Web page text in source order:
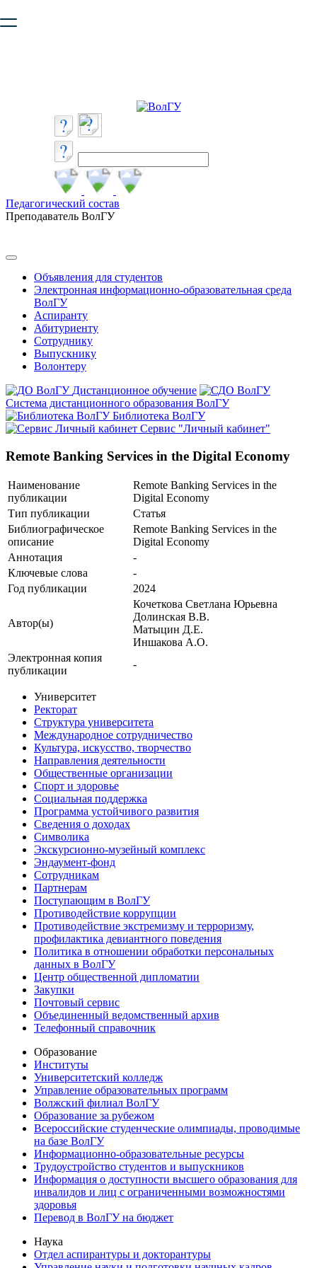
безопасную работу с сайтом. Пожалуйста
Педагогический состав
Преподаватель ВолГУ
Объявления для студентов
Электронная информационно-образовательная среда
ВолГУ
Аспиранту
Абитуриенту
Сотруднику
Выпускнику
Волонтеру
Дистанционное обучение
Система дистанционного образования ВолГУ
Библиотека ВолГУ
Сервис "Личный кабинет"
Remote Banking Services in the Digital Economy
Наименование
публикации
Remote Banking Services in the
Digital Economy
Тип публикации
Статья
Библиографическое
описание
Remote Banking Services in the
Digital Economy
Аннотация
-
Ключевые cлова
-
Год публикации
2024
Автор(ы)
Кочеткова Светлана Юрьевна
Долинская В.В.
Матыцин Д.Е.
Иншакова А.О.
Электронная копия
публикации
-
Университет
Ректорат
Структура университета
Международное сотрудничество
Культура, искусство, творчество
Направления деятельности
Общественные организации
Спорт и здоровье
Социальная поддержка
Программа устойчивого развития
Сведения о доходах
Символика
Экскурсионно-музейный комплекс
Эндаумент-фонд
Сотрудникам
Партнерам
Поступающим в ВолГУ
Противодействие коррупции
Противодействие экстремизму и терроризму,
профилактика девиантного поведения
Политика в отношении обработки персональных
данных в ВолГУ
Центр общественной дипломатии
Закупки
Почтовый сервис
Объединенный ведомственный архив
Телефонный справочник
Образование
Институты
Университетский колледж
Управление образовательных программ
Волжский филиал ВолГУ
Образование за рубежом
Всероссийские студенческие олимпиады, проводимые
на базе ВолГУ
Информационно-образовательные ресурсы
Трудоустройство студентов и выпускников
Информация о доступности высшего образования для
инвалидов и лиц с ограниченными возможностями
здоровья
Перевод в ВолГУ на бюджет
Наука
Отдел аспирантуры и докторантуры